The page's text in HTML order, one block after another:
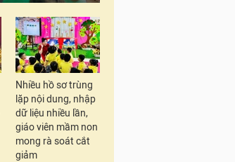
Nhiều hồ sơ trùng
lặp nội dung, nhập
dữ liệu nhiều lần,
giáo viên mầm non
mong rà soát cắt
giảm